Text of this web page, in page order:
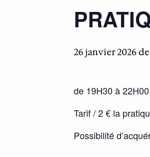
26 janvier 2026
de 19H30 à
Tarif / 2 € la
Possibilité